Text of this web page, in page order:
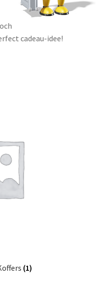
cadeau-idee!
(1)